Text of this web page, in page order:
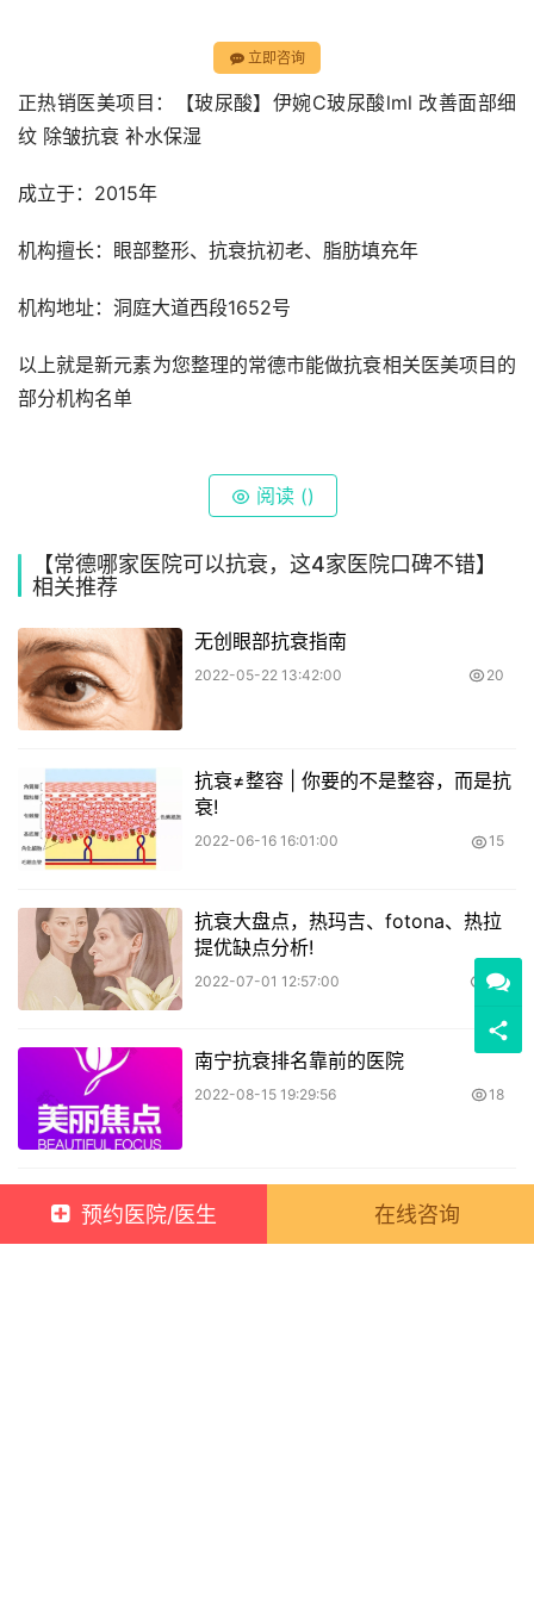
立即咨询
正热销医美项目：【玻尿酸】伊婉C玻尿酸lml 改善面部细
纹 除皱抗衰 补水保湿
成立于：2015年
机构擅长：眼部整形、抗衰抗初老、脂肪填充年
机构地址：洞庭大道西段1652号
以上就是新元素为您整理的常德市能做抗衰相关医美项目的
部分机构名单
阅读 ()
【常德哪家医院可以抗衰，这4家医院口碑不错】
相关推荐
无创眼部抗衰指南
2022-05-22 13:42:00 20
抗衰≠整容 | 你要的不是整容，而是抗
衰!
2022-06-16 16:01:00 15
抗衰大盘点，热玛吉、fotona、热拉
提优缺点分析!
2022-07-01 12:57:00 79
南宁抗衰排名靠前的医院
2022-08-15 19:29:56 18
抗衰武汉哪家医院好
预约医院/医生 在线咨询